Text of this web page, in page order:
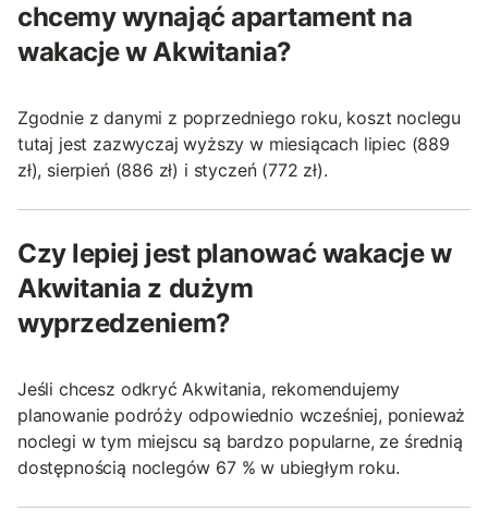
chcemy wynająć apartament na
wakacje w Akwitania?
Zgodnie z danymi z poprzedniego roku, koszt noclegu
tutaj jest zazwyczaj wyższy w miesiącach lipiec (889
zł), sierpień (886 zł) i styczeń (772 zł).
Czy lepiej jest planować wakacje w
Akwitania z dużym
wyprzedzeniem?
Jeśli chcesz odkryć Akwitania, rekomendujemy
planowanie podróży odpowiednio wcześniej, ponieważ
noclegi w tym miejscu są bardzo popularne, ze średnią
dostępnością noclegów 67 % w ubiegłym roku.